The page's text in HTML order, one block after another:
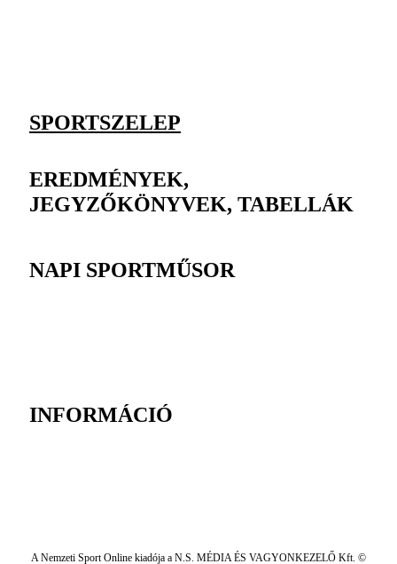
SPORTSZELEP
EREDMÉNYEK,
JEGYZŐKÖNYVEK, TABELLÁK
NAPI SPORTMŰSOR
INFORMÁCIÓ
A Nemzeti Sport Online kiadója a N.S. MÉDIA ÉS VAGYONKEZELŐ Kft. ©